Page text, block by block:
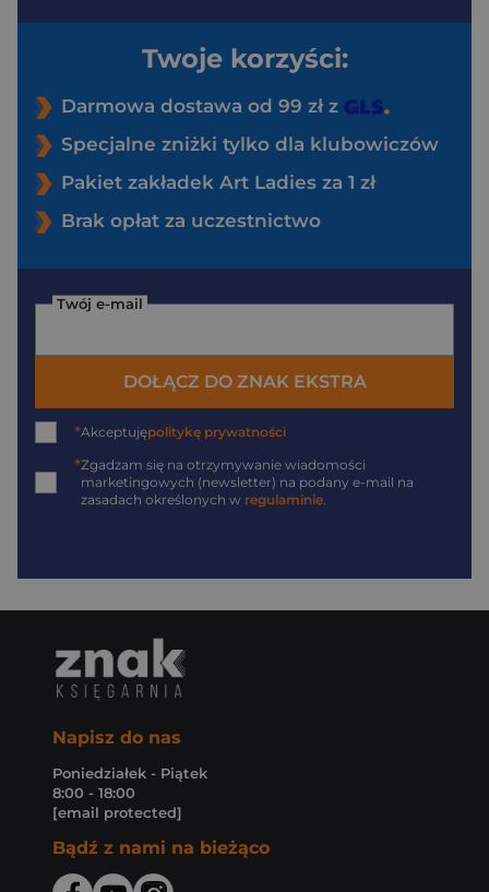
Twoje korzyści:
Darmowa dostawa od 99 zł z
Specjalne zniżki tylko dla klubowiczów
Pakiet zakładek Art Ladies za 1 zł
Brak opłat za uczestnictwo
Twój e-mail
DOŁĄCZ DO ZNAK EKSTRA
*Akceptujępolitykę prywatności
*Zgadzam się na otrzymywanie wiadomości
marketingowych (newsletter) na podany e-mail na
zasadach określonych w regulaminie.
Napisz do nas
Poniedziałek - Piątek
8:00 - 18:00
[email protected]
Bądź z nami na bieżąco